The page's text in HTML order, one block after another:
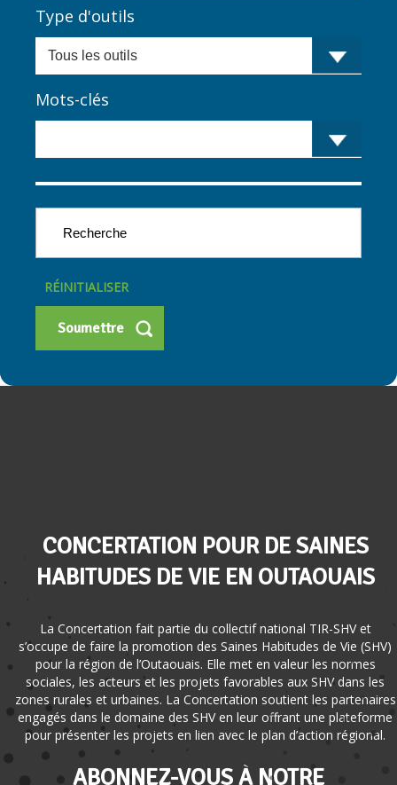
Type d'outils
Mots-clés
RÉINITIALISER
CONCERTATION POUR DE SAINES
HABITUDES DE VIE EN OUTAOUAIS
La Concertation fait partie du collectif national TIR-SHV et
s’occupe de faire la promotion des Saines Habitudes de Vie (SHV)
pour la région de l’Outaouais. Elle met en valeur les normes
sociales, les acteurs et les projets favorables aux SHV dans les
zones rurales et urbaines. La Concertation soutient les partenaires
engagés dans le domaine des SHV en leur offrant une plateforme
pour présenter les projets en lien avec le plan d’action régional.
ABONNEZ-VOUS À NOTRE